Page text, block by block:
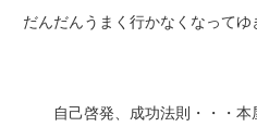
だんだんうまく行かなくなってゆ
自己啓発、成功法則・・・本